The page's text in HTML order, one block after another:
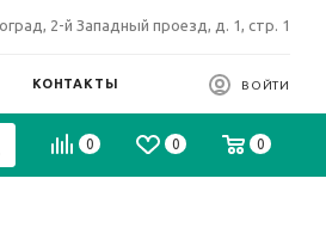
2-й Западный проезд, д. 1, стр. 1
КОНТАКТЫ ВОЙТИ
0 0 0